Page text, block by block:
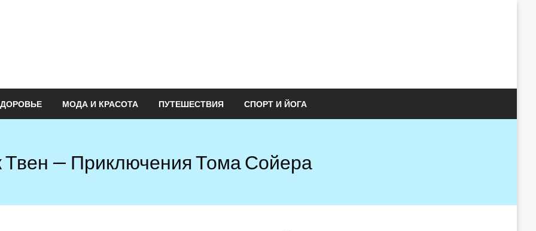
МОДА И КРАСОТА ПУТЕШЕСТВИЯ СПОРТ И ЙОГА
Твен — Приключения Тома Сойера